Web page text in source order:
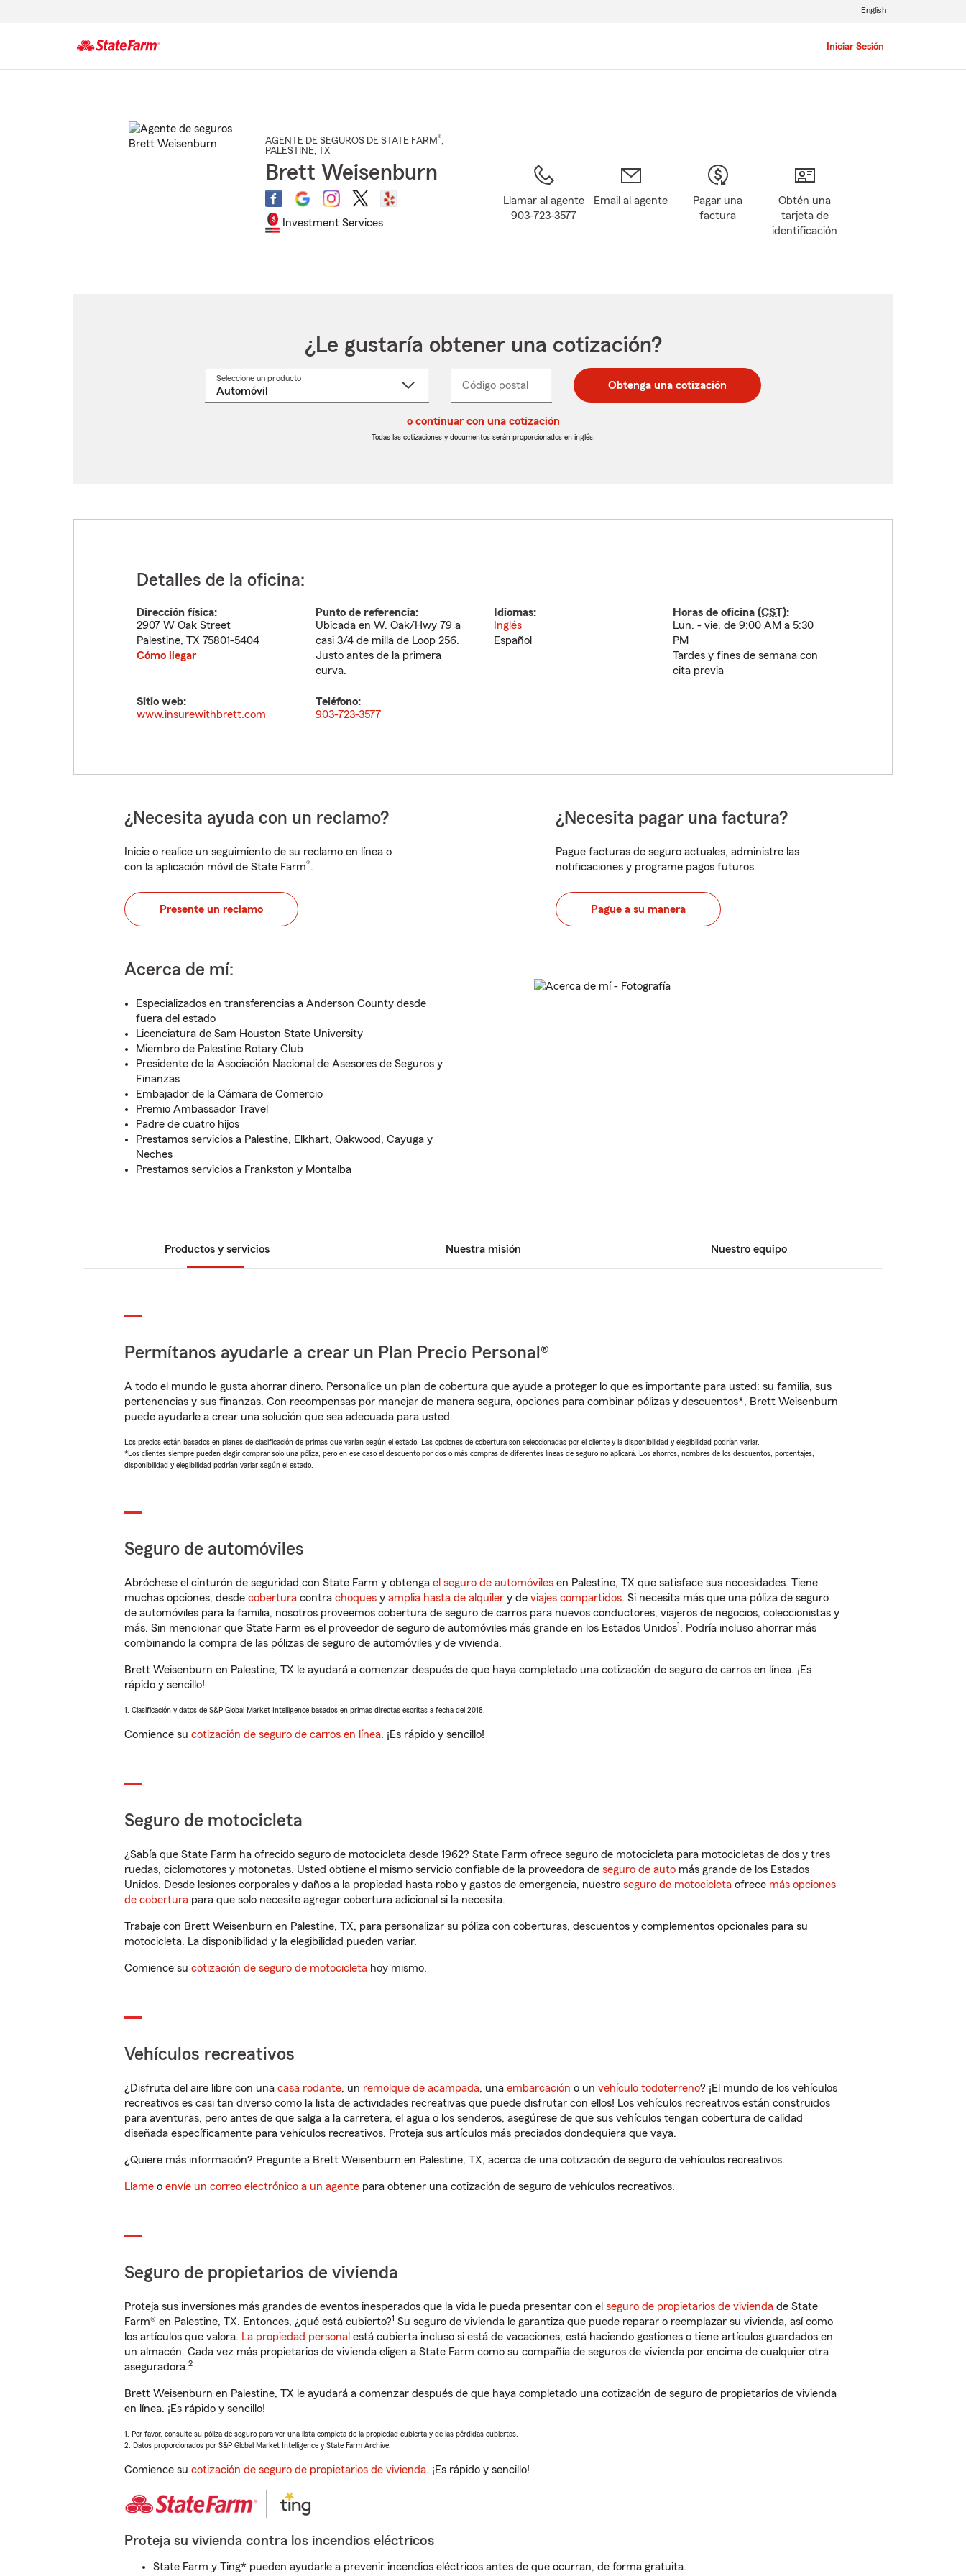
Iniciar Sesión
English
AGENTE DE SEGUROS DE STATE FARM®,
PALESTINE, TX
Brett Weisenburn
Investment Services
Llamar al agente
903-723-3577
Email al agente
Pagar una
factura
Obtén una
tarjeta de
identificación
¿Le gustaría obtener una cotización?
Seleccione un productoSeleccione
Código postal
postal
de
postal
de
_____ Obtenga una cotización
o continuar con una cotización
Todas las cotizaciones y documentos serán proporcionados en inglés.
Detalles de la oficina:
Dirección física:
2907 W Oak Street
Palestine, TX 75801-5404
Cómo llegar
Punto de referencia:
Ubicada en W. Oak/Hwy 79 a
casi 3/4 de milla de Loop 256.
Justo antes de la primera
curva.
Idiomas:
Inglés
Español
Horas de oficina (CST):
Lun. - vie. de 9:00 AM a 5:30
PM
Tardes y fines de semana con
cita previa
Sitio web:
www.insurewithbrett.com
Teléfono:
903-723-3577
¿Necesita ayuda con un reclamo?
Inicie o realice un seguimiento de su reclamo en línea o
con la aplicación móvil de State Farm®.
Presente un reclamo
¿Necesita pagar una factura?
Pague facturas de seguro actuales, administre las
notificaciones y programe pagos futuros.
Pague a su manera
Acerca de mí:
Especializados en transferencias a Anderson County desde
fuera del estado
Licenciatura de Sam Houston State University
Miembro de Palestine Rotary Club
Presidente de la Asociación Nacional de Asesores de Seguros y
Finanzas
Embajador de la Cámara de Comercio
Premio Ambassador Travel
Padre de cuatro hijos
Prestamos servicios a Palestine, Elkhart, Oakwood, Cayuga y
Neches
Prestamos servicios a Frankston y Montalba
Productos y servicios Nuestra misión Nuestro equipo
Permítanos ayudarle a crear un Plan Precio Personal®
A todo el mundo le gusta ahorrar dinero. Personalice un plan de cobertura que ayude a proteger lo que es importante para usted: su familia, sus
pertenencias y sus finanzas. Con recompensas por manejar de manera segura, opciones para combinar pólizas y descuentos*, Brett Weisenburn
puede ayudarle a crear una solución que sea adecuada para usted.
Los precios están basados en planes de clasificación de primas que varían según el estado. Las opciones de cobertura son seleccionadas por el cliente y la disponibilidad y elegibilidad podrían variar.
*Los clientes siempre pueden elegir comprar solo una póliza, pero en ese caso el descuento por dos o más compras de diferentes líneas de seguro no aplicará. Los ahorros, nombres de los descuentos, porcentajes,
disponibilidad y elegibilidad podrían variar según el estado.
Seguro de automóviles
Abróchese el cinturón de seguridad con State Farm y obtenga el seguro de automóviles en Palestine, TX que satisface sus necesidades. Tiene
muchas opciones, desde cobertura contra choques y amplia hasta de alquiler y de viajes compartidos. Si necesita más que una póliza de seguro
de automóviles para la familia, nosotros proveemos cobertura de seguro de carros para nuevos conductores, viajeros de negocios, coleccionistas y
más. Sin mencionar que State Farm es el proveedor de seguro de automóviles más grande en los Estados Unidos1. Podría incluso ahorrar más
combinando la compra de las pólizas de seguro de automóviles y de vivienda.
Brett Weisenburn en Palestine, TX le ayudará a comenzar después de que haya completado una cotización de seguro de carros en línea. ¡Es
rápido y sencillo!
1. Clasificación y datos de S&P Global Market Intelligence basados en primas directas escritas a fecha del 2018.
Comience su cotización de seguro de carros en línea. ¡Es rápido y sencillo!
Seguro de motocicleta
¿Sabía que State Farm ha ofrecido seguro de motocicleta desde 1962? State Farm ofrece seguro de motocicleta para motocicletas de dos y tres
ruedas, ciclomotores y motonetas. Usted obtiene el mismo servicio confiable de la proveedora de seguro de auto más grande de los Estados
Unidos. Desde lesiones corporales y daños a la propiedad hasta robo y gastos de emergencia, nuestro seguro de motocicleta ofrece más opciones
de cobertura para que solo necesite agregar cobertura adicional si la necesita.
Trabaje con Brett Weisenburn en Palestine, TX, para personalizar su póliza con coberturas, descuentos y complementos opcionales para su
motocicleta. La disponibilidad y la elegibilidad pueden variar.
Comience su cotización de seguro de motocicleta hoy mismo.
Vehículos recreativos
¿Disfruta del aire libre con una casa rodante, un remolque de acampada, una embarcación o un vehículo todoterreno? ¡El mundo de los vehículos
recreativos es casi tan diverso como la lista de actividades recreativas que puede disfrutar con ellos! Los vehículos recreativos están construidos
para aventuras, pero antes de que salga a la carretera, el agua o los senderos, asegúrese de que sus vehículos tengan cobertura de calidad
diseñada específicamente para vehículos recreativos. Proteja sus artículos más preciados dondequiera que vaya.
¿Quiere más información? Pregunte a Brett Weisenburn en Palestine, TX, acerca de una cotización de seguro de vehículos recreativos.
Llame o envíe un correo electrónico a un agente para obtener una cotización de seguro de vehículos recreativos.
Seguro de propietarios de vivienda
Proteja sus inversiones más grandes de eventos inesperados que la vida le pueda presentar con el seguro de propietarios de vivienda de State
Farm® en Palestine, TX. Entonces, ¿qué está cubierto?1 Su seguro de vivienda le garantiza que puede reparar o reemplazar su vivienda, así como
los artículos que valora. La propiedad personal está cubierta incluso si está de vacaciones, está haciendo gestiones o tiene artículos guardados en
un almacén. Cada vez más propietarios de vivienda eligen a State Farm como su compañía de seguros de vivienda por encima de cualquier otra
aseguradora.2
Brett Weisenburn en Palestine, TX le ayudará a comenzar después de que haya completado una cotización de seguro de propietarios de vivienda
en línea. ¡Es rápido y sencillo!
1. Por favor, consulte su póliza de seguro para ver una lista completa de la propiedad cubierta y de las pérdidas cubiertas.
2. Datos proporcionados por S&P Global Market Intelligence y State Farm Archive.
Comience su cotización de seguro de propietarios de vivienda. ¡Es rápido y sencillo!
Proteja su vivienda contra los incendios eléctricos
State Farm y Ting* pueden ayudarle a prevenir incendios eléctricos antes de que ocurran, de forma gratuita.